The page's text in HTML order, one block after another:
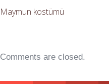
Maymun kostümü
Comments are closed.